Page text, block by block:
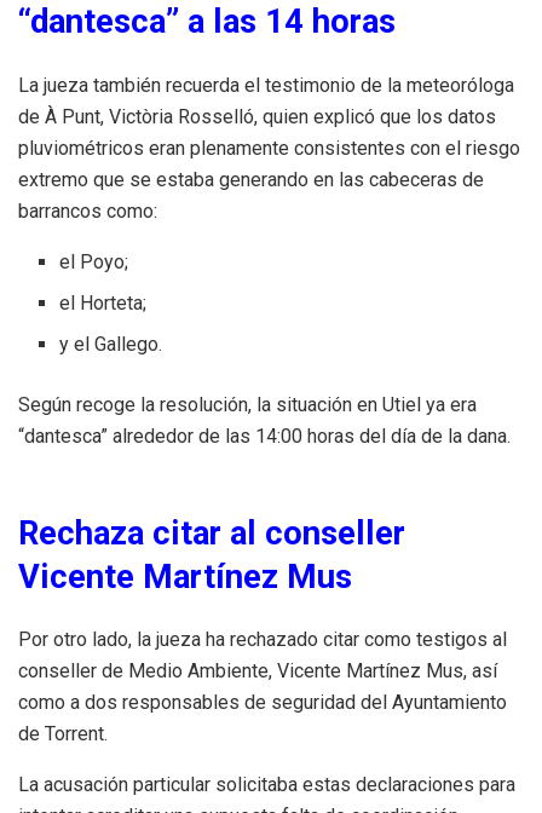
“dantesca” a las 14 horas
La jueza también recuerda el testimonio de la meteoróloga
de À Punt, Victòria Rosselló, quien explicó que los datos
pluviométricos eran plenamente consistentes con el riesgo
extremo que se estaba generando en las cabeceras de
barrancos como:
el Poyo;
el Horteta;
y el Gallego.
Según recoge la resolución, la situación en Utiel ya era
“dantesca” alrededor de las 14:00 horas del día de la dana.
Rechaza citar al conseller
Vicente Martínez Mus
Por otro lado, la jueza ha rechazado citar como testigos al
conseller de Medio Ambiente, Vicente Martínez Mus, así
como a dos responsables de seguridad del Ayuntamiento
de Torrent.
La acusación particular solicitaba estas declaraciones para